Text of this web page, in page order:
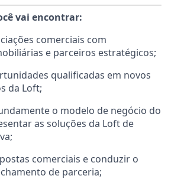
vai encontrar:
comerciais com
e parceiros estratégicos;
qualificadas em novos
da Loft;
o modelo de negócio do
as soluções da Loft de
comerciais e conduzir o
de parceria;